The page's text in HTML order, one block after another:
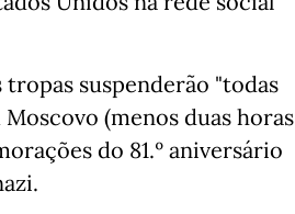
suspenderão "todas
(menos duas horas
do 81.º aniversário